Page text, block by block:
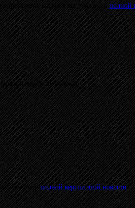
эфир которой вы сможете вполной
Матвеем Аничкиным.
сможете вполной версии этой новости.